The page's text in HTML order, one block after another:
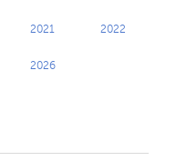
2021 2022
2026